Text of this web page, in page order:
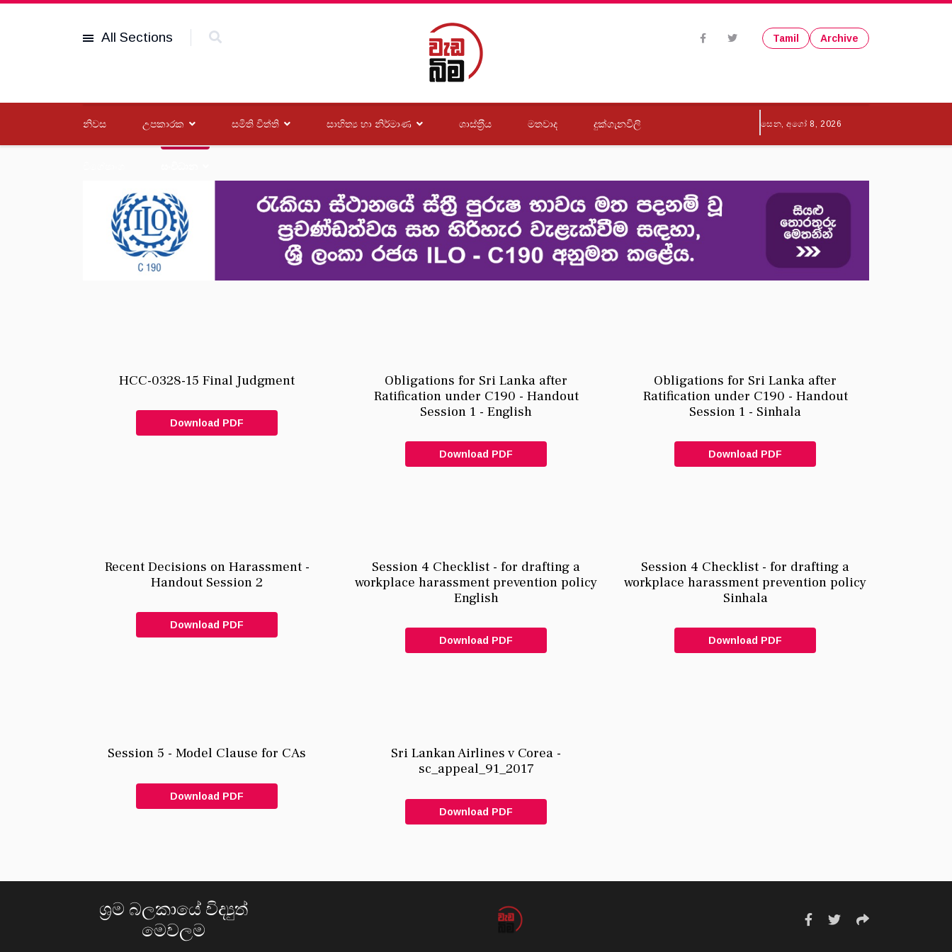
All Sections Tamil Archive
නිවස උපකාරක සමිති විත්ති සාහිත්‍ය හා නිර්මාණ ශාස්ත‍්‍රීය මතවාද දුක්ගැනවිලි සෙන, අගෝ 8, 2026
HCC-0328-15 Final Judgment
Download PDF
Obligations for Sri Lanka after
Ratification under C190 - Handout
Session 1 - English
Download PDF
Obligations for Sri Lanka after
Ratification under C190 - Handout
Session 1 - Sinhala
Download PDF
Recent Decisions on Harassment -
Handout Session 2
Download PDF
Session 4 Checklist - for drafting a
workplace harassment prevention policy
English
Download PDF
Session 4 Checklist - for drafting a
workplace harassment prevention policy
Sinhala
Download PDF
Session 5 - Model Clause for CAs
Download PDF
Sri Lankan Airlines v Corea -
sc_appeal_91_2017
Download PDF
ශ්‍රම බලකායේ විද්‍යුත්
මෙවලම